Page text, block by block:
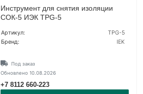
Инструмент для снятия изоляции
СОК-5 ИЭК TPG-5
Артикул:
TPG-5
Бренд:
IEK
Под заказ
Обновлено 10.08.2026
+7 8112 660-223